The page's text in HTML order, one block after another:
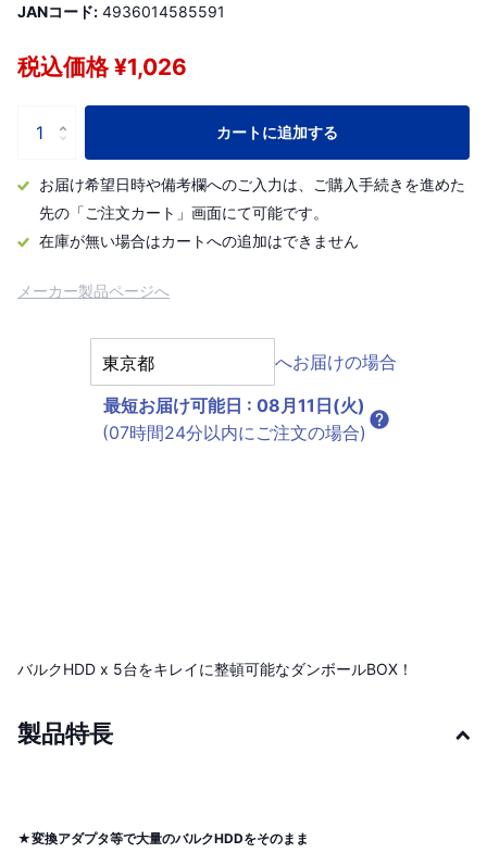
JANコード: 4936014585591
税込価格 ¥1,026
カートに追加する
お届け希望日時や備考欄へのご入力は、ご購入手続きを進めた
先の「ご注文カート」画面にて可能です。
在庫が無い場合はカートへの追加はできません
メーカー製品ページへ
へお届けの場合
最短お届け可能日 : 08月11日(火)
(07時間24分以内にご注文の場合)
バルクHDD x 5台をキレイに整頓可能なダンボールBOX！
製品特長
★変換アダプタ等で大量のバルクHDDをそのまま